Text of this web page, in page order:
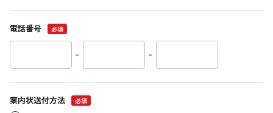
電話番号 必須
- -
案内状送付方法 必須